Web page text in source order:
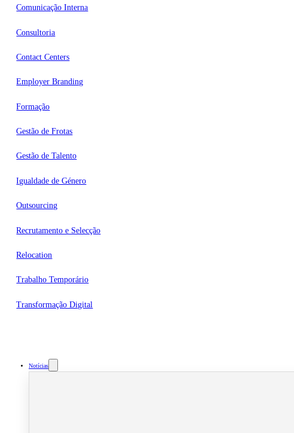
Comunicação Interna
Consultoria
Contact Centers
Employer Branding
Formação
Gestão de Frotas
Gestão de Talento
Igualdade de Género
Outsourcing
Recrutamento e Selecção
Relocation
Trabalho Temporário
Transformação Digital
Notícias